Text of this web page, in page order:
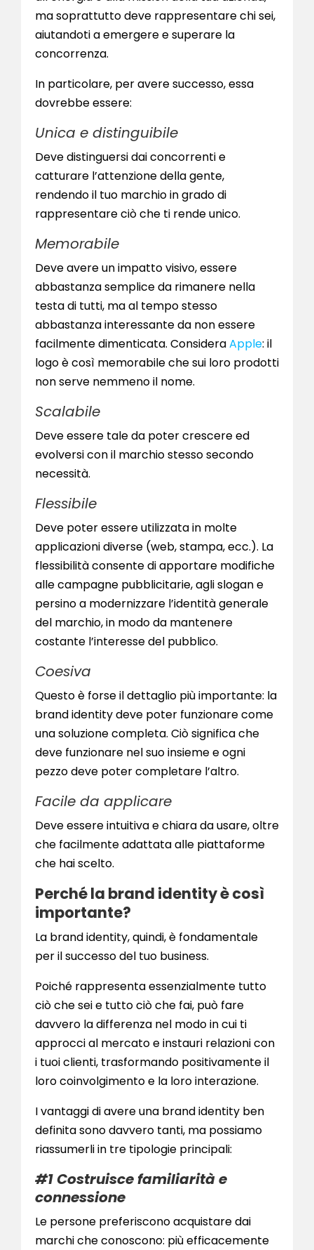
ma soprattutto deve rappresentare chi sei,
aiutandoti a emergere e superare la
concorrenza.
In particolare, per avere successo, essa
dovrebbe essere:
Unica e distinguibile
Deve distinguersi dai concorrenti e
catturare l’attenzione della gente,
rendendo il tuo marchio in grado di
rappresentare ciò che ti rende unico.
Memorabile
Deve avere un impatto visivo, essere
abbastanza semplice da rimanere nella
testa di tutti, ma al tempo stesso
abbastanza interessante da non essere
facilmente dimenticata. ConsideraApple: il
logo è così memorabile che sui loro prodotti
non serve nemmeno il nome.
Scalabile
Deve essere tale da poter crescere ed
evolversi con il marchio stesso secondo
necessità.
Flessibile
Deve poter essere utilizzata in molte
applicazioni diverse (web, stampa, ecc.). La
flessibilità consente di apportare modifiche
alle campagne pubblicitarie, agli slogan e
persino a modernizzare l’identità generale
del marchio, in modo da mantenere
costante l’interesse del pubblico.
Coesiva
Questo è forse il dettaglio più importante: la
brand identity deve poter funzionare come
una soluzione completa. Ciò significa che
deve funzionare nel suo insieme e ogni
pezzo deve poter completare l’altro.
Facile da applicare
Deve essere intuitiva e chiara da usare, oltre
che facilmente adattata alle piattaforme
che hai scelto.
Perché la brand identity è così
importante?
La brand identity, quindi, è fondamentale
per il successo del tuo business.
Poiché rappresenta essenzialmente tutto
ciò che sei e tutto ciò che fai, può fare
davvero la differenza nel modo in cui ti
approcci al mercato e instauri relazioni con
i tuoi clienti, trasformando positivamente il
loro coinvolgimento e la loro interazione.
I vantaggi di avere una brand identity ben
definita sono davvero tanti, ma possiamo
riassumerli in tre tipologie principali:
#1 Costruisce familiarità e
connessione
Le persone preferiscono acquistare dai
marchi che conoscono: più efficacemente